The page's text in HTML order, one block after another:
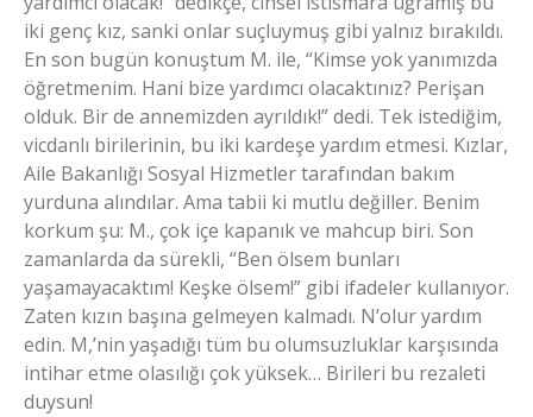
iki genç kız, sanki onlar suçluymuş gibi yalnız bırakıldı.
En son bugün konuştum M. ile, “Kimse yok yanımızda
öğretmenim. Hani bize yardımcı olacaktınız? Perişan
olduk. Bir de annemizden ayrıldık!” dedi. Tek istediğim,
vicdanlı birilerinin, bu iki kardeşe yardım etmesi. Kızlar,
Aile Bakanlığı Sosyal Hizmetler tarafından bakım
yurduna alındılar. Ama tabii ki mutlu değiller. Benim
korkum şu: M., çok içe kapanık ve mahcup biri. Son
zamanlarda da sürekli, “Ben ölsem bunları
yaşamayacaktım! Keşke ölsem!” gibi ifadeler kullanıyor.
Zaten kızın başına gelmeyen kalmadı. N’olur yardım
edin. M,’nin yaşadığı tüm bu olumsuzluklar karşısında
intihar etme olasılığı çok yüksek… Birileri bu rezaleti
duysun!